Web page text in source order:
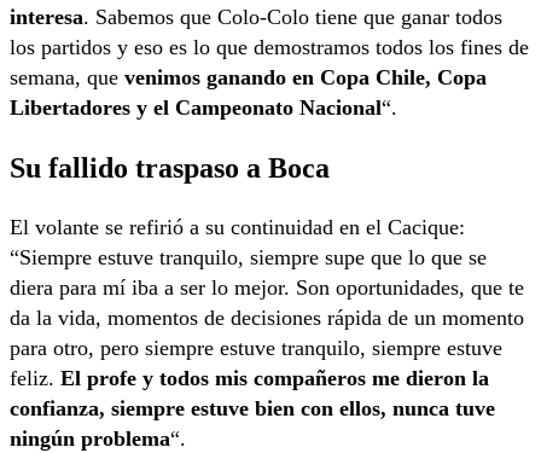
interesa. Sabemos que Colo-Colo tiene que ganar todos
los partidos y eso es lo que demostramos todos los fines de
semana, que venimos ganando en Copa Chile, Copa
Libertadores y el Campeonato Nacional“.
Su fallido traspaso a Boca
El volante se refirió a su continuidad en el Cacique:
“Siempre estuve tranquilo, siempre supe que lo que se
diera para mí iba a ser lo mejor. Son oportunidades, que te
da la vida, momentos de decisiones rápida de un momento
para otro, pero siempre estuve tranquilo, siempre estuve
feliz. El profe y todos mis compañeros me dieron la
confianza, siempre estuve bien con ellos, nunca tuve
ningún problema“.